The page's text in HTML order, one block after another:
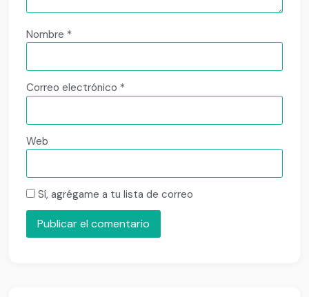
Nombre *
Correo electrónico *
Web
Sí, agrégame a tu lista de correo